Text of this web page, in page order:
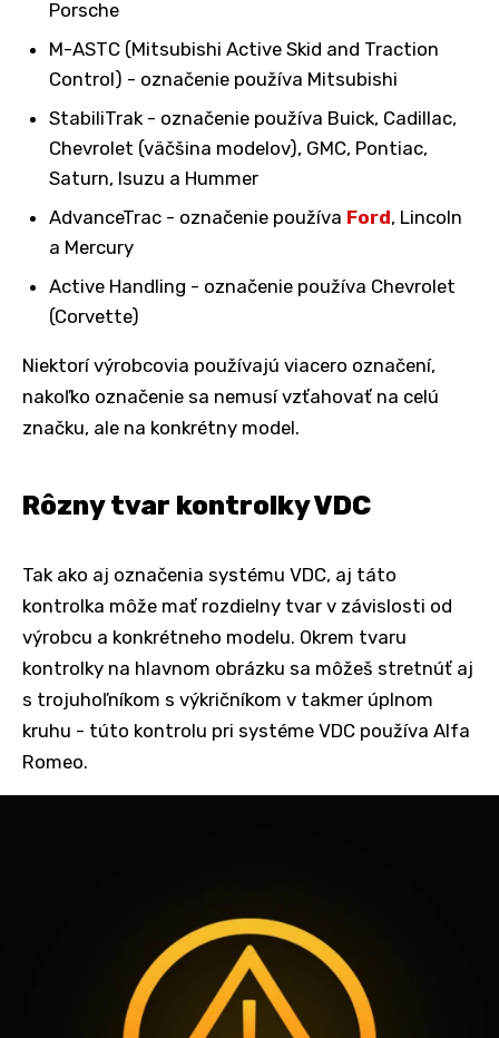
Porsche
M-ASTC (Mitsubishi Active Skid and Traction
Control) - označenie používa Mitsubishi
StabiliTrak - označenie používa Buick, Cadillac,
Chevrolet (väčšina modelov), GMC, Pontiac,
Saturn, Isuzu a Hummer
AdvanceTrac - označenie používa Ford, Lincoln
a Mercury
Active Handling - označenie používa Chevrolet
(Corvette)
Niektorí výrobcovia používajú viacero označení,
nakoľko označenie sa nemusí vzťahovať na celú
značku, ale na konkrétny model.
Rôzny tvar kontrolky VDC
Tak ako aj označenia systému VDC, aj táto
kontrolka môže mať rozdielny tvar v závislosti od
výrobcu a konkrétneho modelu. Okrem tvaru
kontrolky na hlavnom obrázku sa môžeš stretnúť aj
s trojuhoľníkom s výkričníkom v takmer úplnom
kruhu - túto kontrolu pri systéme VDC používa Alfa
Romeo.